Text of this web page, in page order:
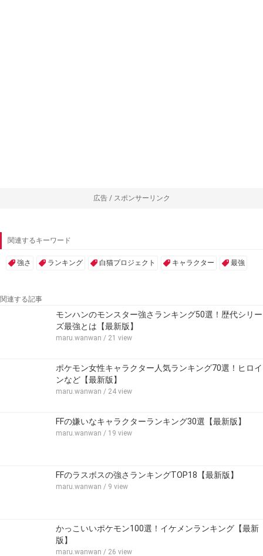
広告 / スポンサーリンク
関連するキーワード
強さ ランキング 白猫プロジェクト キャラクター 最強
関連する記事
モンハンのモンスター強さランキング50選！歴代シリー
ズ最強とは【最新版】
maru.wanwan / 21 view
ポケモン女性キャラクター人気ランキング70選！ヒロイ
ンなど【最新版】
maru.wanwan / 24 view
FFの嫌いなキャラクターランキング30選【最新版】
maru.wanwan / 19 view
FFのラスボスの強さランキングTOP18【最新版】
maru.wanwan / 9 view
かっこいいポケモン100選！イケメンランキング【最新
版】
maru.wanwan / 26 view